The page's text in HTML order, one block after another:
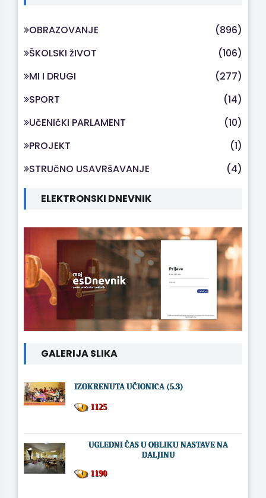
OBRAZOVANJE
(896)
ŠKOLSKI žIVOT
(106)
MI I DRUGI
(277)
SPORT
(14)
UčENIčKI PARLAMENT
(10)
PROJEKT
(1)
STRUčNO USAVRšAVANJE
(4)
ELEKTRONSKI DNEVNIK
GALERIJA SLIKA
IZOKRENUTA UČIONICA (5.3)
1125
UGLEDNI ČAS U OBLIKU NASTAVE NA
DALJINU
1190